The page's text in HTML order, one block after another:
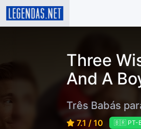
Three
And A
Três Babás
7.1 / 10 🇧🇷 PT-